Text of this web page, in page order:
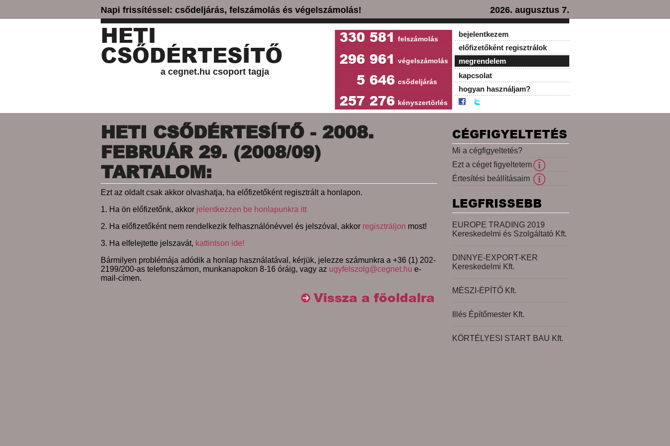
Napi frissítéssel: csődeljárás, felszámolás és végelszámolás! 2026. augusztus 7.
HETI
CSŐDÉRTESÍTŐ
a cegnet.hu csoport tagja
330 581 felszámolás
296 961 végelszámolás
5 646 csődeljárás
257 276 kényszertörlés
bejelentkezem
előfizetőként regisztrálok
megrendelem
kapcsolat
hogyan használjam?
HETI CSŐDÉRTESÍTŐ - 2008.
FEBRUÁR 29. (2008/09)
TARTALOM:
Ezt az oldalt csak akkor olvashatja, ha előfizetőként regisztrált a honlapon.
1. Ha ön előfizetőnk, akkor jelentkezzen be honlapunkra itt
2. Ha előfizetőként nem rendelkezik felhasználónévvel és jelszóval, akkor regisztráljon most!
3. Ha elfelejtette jelszavát, kattintson ide!
Bármilyen problémája adódik a honlap használatával, kérjük, jelezze számunkra a +36 (1) 202-
2199/200-as telefonszámon, munkanapokon 8-16 óráig, vagy az ugyfelszolg@cegnet.hu e-
mail-címen.
Vissza a főoldalra
CÉGFIGYELTETÉS
Mi a cégfigyeltetés?
Ezt a céget figyeltetem
Értesítési beállításaim
LEGFRISSEBB
EUROPE TRADING 2019
Kereskedelmi és Szolgáltató Kft.
DINNYE-EXPORT-KER
Kereskedelmi Kft.
MÉSZI-ÉPÍTŐ Kft.
Illés Építőmester Kft.
KÖRTÉLYESI START BAU Kft.